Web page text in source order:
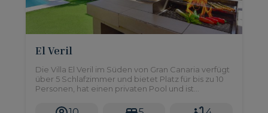
El Veril
Die Villa El Veril im Süden von Gran Canaria verfügt
über 5 Schlafzimmer und bietet Platz für bis zu 10
Personen, hat einen privaten Pool und ist